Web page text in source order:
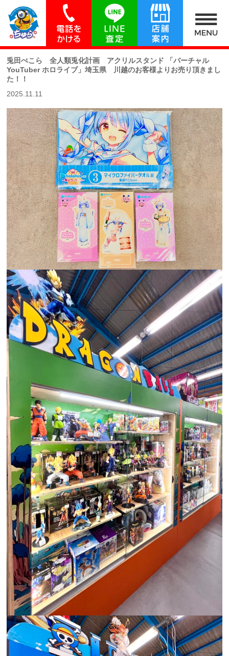
最新買取実績
- LATEST PURCHASE RECORD -
兎田ぺこら 全人類兎化計画 アクリルスタンド 「バーチャル
YouTuber ホロライブ」埼玉県 川越のお客様よりお売り頂きまし
た！！
2025.11.11